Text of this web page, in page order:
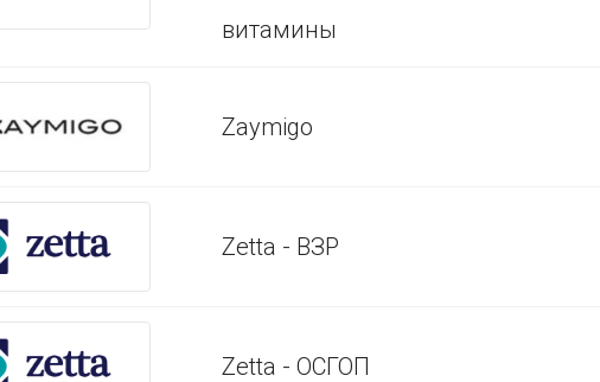
витамины
Zaymigo
Zetta - ВЗР
Zetta - ОСГОП